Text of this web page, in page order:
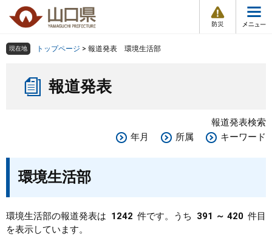
の
ー
メ
組織で探す
Other Languages
くらし・環境
教育・文化・スポーツ
現在地 トップページ > 報道発表 環境生活部
報道発表
報道発表検索
年月
所属 キーワード
環境生活部
環境生活部の報道発表は 1242 件です。うち 391 ～ 420 件目
を表示しています。